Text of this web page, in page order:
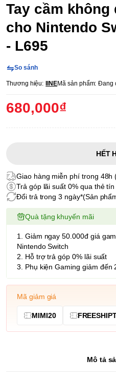
Tay cầm không
cho Nintendo
- L695
So sánh
Thương hiệu: IINEMã sản phẩm: Đang
680,000₫
HẾT
Giao hàng miễn phí trong 48h
Trả góp lãi suất 0% qua thẻ tín
Đổi trả trong 3 ngày*(Sản
Quà tặng khuyến mãi
1. Giảm ngay 50.000đ giá
Nintendo Switch
2. Hỗ trợ trả góp 0% lãi suất
3. Phụ kiện Gaming giảm đến
Mã giảm giá
MIMI20
Mô tả